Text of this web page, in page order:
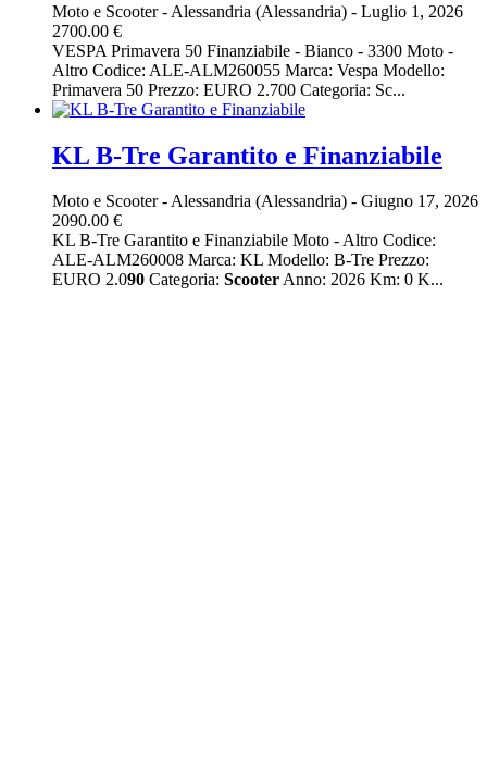
Moto e Scooter- Alessandria (Alessandria) - Luglio 1, 2026
2700.00 €
VESPA Primavera 50 Finanziabile - Bianco - 3300 Moto -
Altro Codice: ALE-ALM260055 Marca: Vespa Modello:
Primavera 50 Prezzo: EURO 2.700 Categoria: Sc...
KL B-Tre Garantito e Finanziabile
Moto e Scooter-Alessandria (Alessandria) - Giugno 17, 2026
2090.00 €
KL B-Tre Garantito e Finanziabile Moto - Altro Codice:
ALE-ALM260008 Marca: KL Modello: B-Tre Prezzo:
EURO 2.090 Categoria: ScooterAnno: 2026 Km: 0 K...